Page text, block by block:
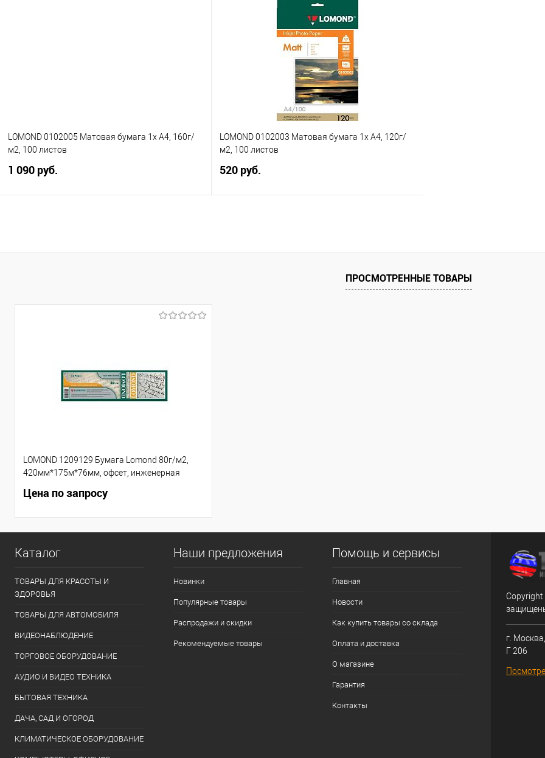
В корзину
Купить в 1 клик
Сравнение
LOMOND 0102005 Матовая бумага 1х A4, 160г/
м2, 100 листов
1 090 руб.
Купить в 1 клик
Сравнение
LOMOND 0102003 Матовая бумага 1х A4, 120г/
м2, 100 листов
520 руб.
Купить в 1 клик
Сравнение
ПРОСМОТРЕННЫЕ ТОВАРЫ
LOMOND 1209129 Бумага Lomond 80г/м2,
420мм*175м*76мм, офсет, инженерная
Цена по запросу
Каталог
ТОВАРЫ ДЛЯ КРАСОТЫ И
ЗДОРОВЬЯ
ТОВАРЫ ДЛЯ АВТОМОБИЛЯ
ВИДЕОНАБЛЮДЕНИЕ
ТОРГОВОЕ ОБОРУДОВАНИЕ
АУДИО И ВИДЕО ТЕХНИКА
БЫТОВАЯ ТЕХНИКА
ДАЧА, САД И ОГОРОД
КЛИМАТИЧЕСКОЕ ОБОРУДОВАНИЕ
Наши предложения
Новинки
Популярные товары
Распродажи и скидки
Рекомендуемые товары
Помощь и сервисы
Главная
Новости
Как купить товары со склада
Оплата и доставка
О магазине
Гарантия
Контакты
Copyright
г.
Г 206